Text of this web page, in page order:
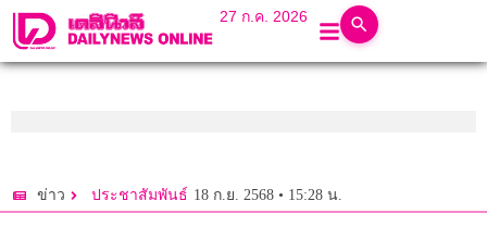
27 ก.ค. 2026
ข่าว ประชาสัมพันธ์ 18 ก.ย. 2568 • 15:28 น.